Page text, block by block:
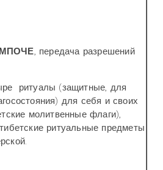
, передача разрешений
ритуалы (защитные, для
для себя и своих
молитвенные флаги),
ритуальные предметы